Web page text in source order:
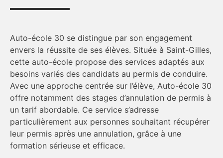
Auto-école 30 se distingue par son engagement
envers la réussite de ses élèves. Située à Saint-Gilles,
cette auto-école propose des services adaptés aux
besoins variés des candidats au permis de conduire.
Avec une approche centrée sur l’élève, Auto-école 30
offre notamment des stages d’annulation de permis à
un tarif abordable. Ce service s’adresse
particulièrement aux personnes souhaitant récupérer
leur permis après une annulation, grâce à une
formation sérieuse et efficace.